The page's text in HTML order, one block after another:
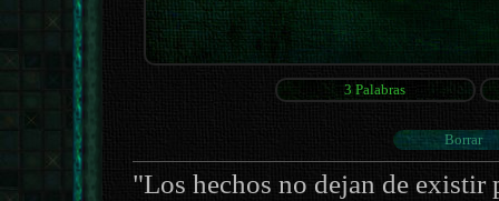
"Los hechos no dejan de